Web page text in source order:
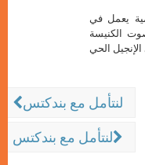
يعمل في
الكنيسة
لنتأمل مع بندكتس
لنتأمل مع بندكتس